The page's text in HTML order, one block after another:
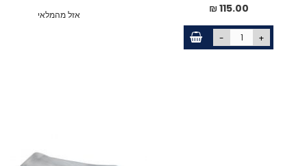
115.00 ₪
- +
אזל מהמלאי